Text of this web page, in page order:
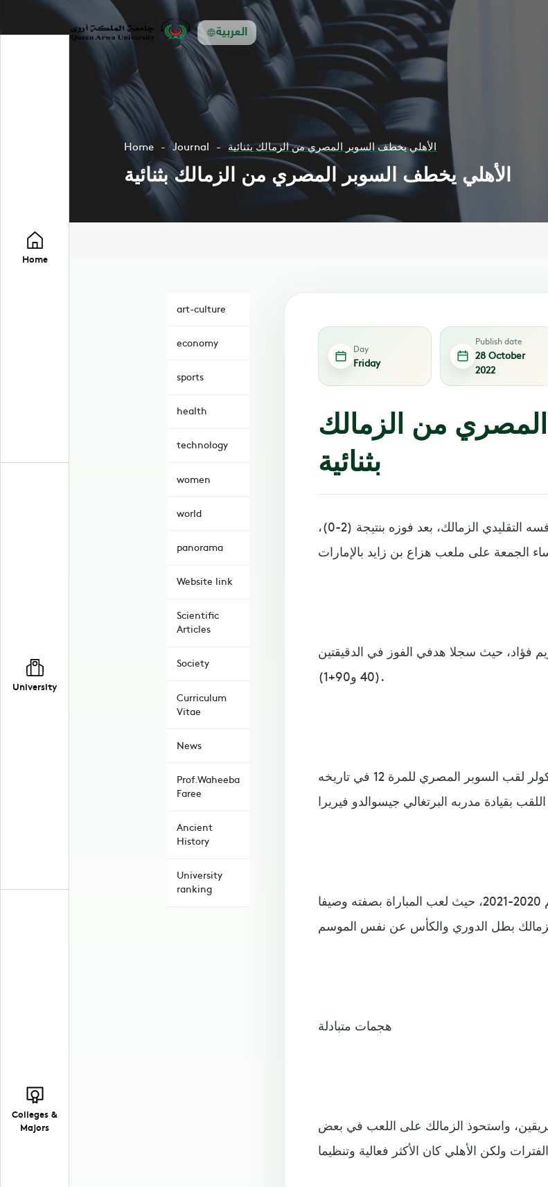
العربية
Home
University
Colleges &
Majors
Home Journal الأهلي يخطف السوبر المصري من الزمالك بثنائية
الأهلي يخطف السوبر المصري من الزمالك بثنائية
art-culture
economy
sports
health
technology
women
world
panorama
Website link
Scientific
Articles
Society
Curriculum
Vitae
News
Prof.Waheeba
Faree
Ancient
History
University
ranking
Day
Friday
Publish date
28 October
2022
من الزمالك
بثنائية
توج الأهلي بكأس السوبر المصري على حساب منافسه التقليدي الزمالك، بعد فوزه بنتيجة (2-0)،
فؤاد، حيث سجلا هدفي الفوز في الدقيقتين
(40 و90+1).
وحسم الأهلي بقيادة مدربه السويسري مارسيل كولر لقب السوبر المصري للمرة 12 في تاريخه
وخرج الأهلي ببطولته المحلية الأولى عن موسم 2020-2021، حيث لعب المباراة بصفته وصيفا
هجمات متبادلة
واستحوذ الزمالك على اللعب في بعض